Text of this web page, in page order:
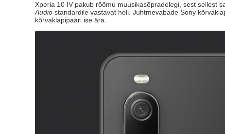
Xperia 10 IV pakub rõõmu muusikasõpradelegi, sest sellest
Audio standardile vastavat heli. Juhtmevabade Sony
kõrvaklapipaari ise ära.